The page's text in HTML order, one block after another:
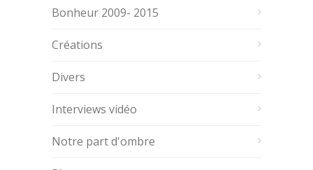
Bonheur 2009- 2015
Créations
Divers
Interviews vidéo
Notre part d'ombre